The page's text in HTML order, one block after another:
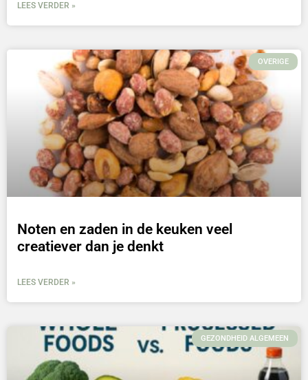
LEES VERDER »
OVERIGE
Noten en zaden in de keuken veel
creatiever dan je denkt
LEES VERDER »
GEZONDHEID ALGEMEEN